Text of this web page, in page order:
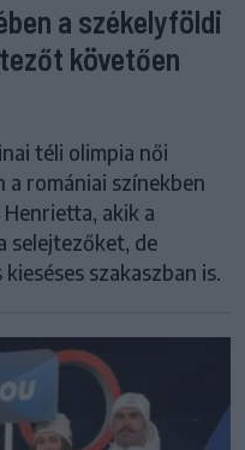
a székelyföldi
követően
téli olimpia női
romániai színekben
akik a
selejtezőket, de
szakaszban is.